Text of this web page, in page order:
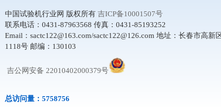
中国试验机行业网 版权所有 吉ICP备10001507号
联系电话：0431-87963568 传真：0431-85193252
Email：sactc122@163.com/sactc122@126.com 地址：长春市高新
1118号 邮编：130103
吉公网安备 22010402000379号
总访问量：5758756